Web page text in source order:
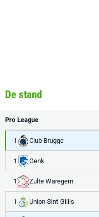
De stand
Pro League
1 Club Brugge
1 Genk
1 Zulte Waregem
1 Union Sint-Gillis